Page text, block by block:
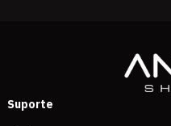
Suporte